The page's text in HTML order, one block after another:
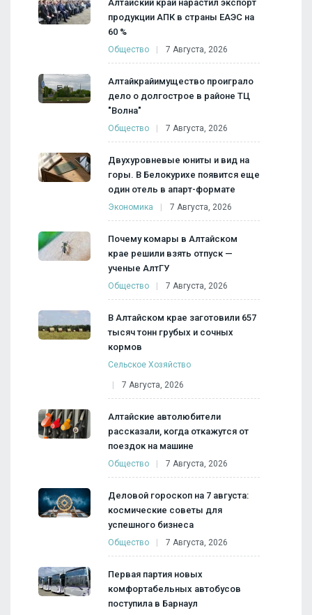
Алтайский край нарастил экспорт
продукции АПК в страны ЕАЭС на
60 %
Общество 7 Августа, 2026
Алтайкрайимущество проиграло
дело о долгострое в районе ТЦ
"Волна"
Общество 7 Августа, 2026
Двухуровневые юниты и вид на
горы. В Белокурихе появится еще
один отель в апарт-формате
Экономика 7 Августа, 2026
Почему комары в Алтайском
крае решили взять отпуск —
ученые АлтГУ
Общество 7 Августа, 2026
В Алтайском крае заготовили 657
тысяч тонн грубых и сочных
кормов
Сельское Хозяйство
7 Августа, 2026
Алтайские автолюбители
рассказали, когда откажутся от
поездок на машине
Общество 7 Августа, 2026
Деловой гороскоп на 7 августа:
космические советы для
успешного бизнеса
Общество 7 Августа, 2026
Первая партия новых
комфортабельных автобусов
поступила в Барнаул